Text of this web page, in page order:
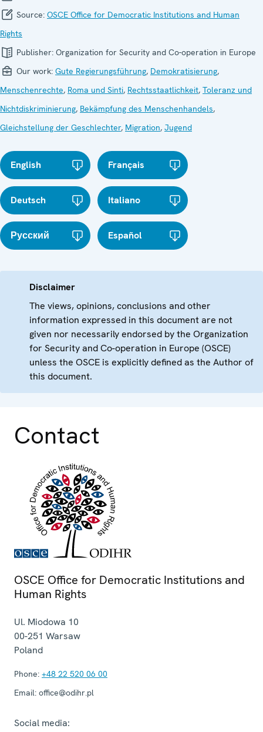
Source: OSCE Office for Democratic Institutions and Human
Rights
Publisher: Organization for Security and Co-operation in Europe
Our work: Gute Regierungsführung, Demokratisierung,
Menschenrechte, Roma und Sinti, Rechtsstaatlichkeit, Toleranz und
Nichtdiskriminierung, Bekämpfung des Menschenhandels,
Gleichstellung der Geschlechter, Migration, Jugend
English Français
Deutsch Italiano
Русский Español
Disclaimer
The views, opinions, conclusions and other
information expressed in this document are not
given nor necessarily endorsed by the Organization
for Security and Co-operation in Europe (OSCE)
unless the OSCE is explicitly defined as the Author of
this document.
Contact
OSCE Office for Democratic Institutions and
Human Rights
Ul. Miodowa 10
00-251 Warsaw
Poland
Phone: +48 22 520 06 00
Email: office@odihr.pl
Social media: